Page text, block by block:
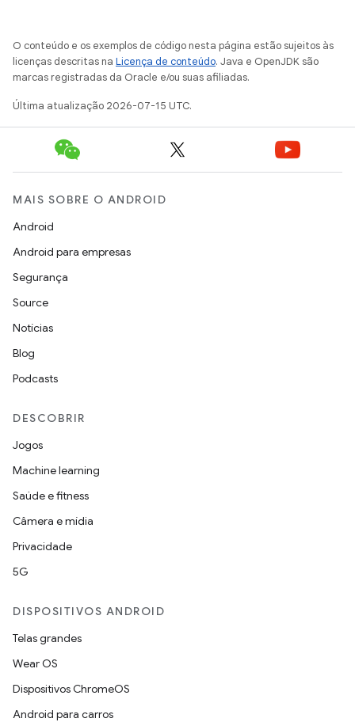
O conteúdo e os exemplos de código nesta página estão sujeitos às
licenças descritas na Licença de conteúdo. Java e OpenJDK são
marcas registradas da Oracle e/ou suas afiliadas.
Última atualização 2026-07-15 UTC.
MAIS SOBRE O ANDROID
Android
Android para empresas
Segurança
Source
Notícias
Blog
Podcasts
DESCOBRIR
Jogos
Machine learning
Saúde e fitness
Câmera e mídia
Privacidade
5G
DISPOSITIVOS ANDROID
Telas grandes
Wear OS
Dispositivos ChromeOS
Android para carros